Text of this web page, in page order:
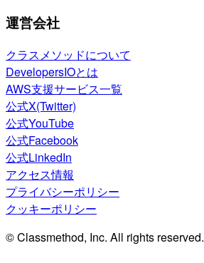
運営会社
クラスメソッドについて
DevelopersIOとは
AWS支援サービス一覧
公式X(Twitter)
公式YouTube
公式Facebook
公式LinkedIn
アクセス情報
プライバシーポリシー
クッキーポリシー
© Classmethod, Inc. All rights reserved.